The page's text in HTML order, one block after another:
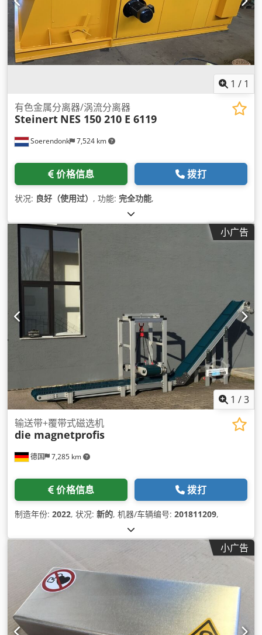
1 / 1
Soerendonk 7,524 km
有色金属分离器/涡流分离器
Steinert NES 150 210 E 6119
价格信息 拨打
状况: 良好（使用过） , 功能: 完全功能,
小广告
1 /3
德国 7,285 km
输送带+覆带式磁选机
die magnetprofis
价格信息 拨打
制造年份: 2022, 状况: 新的, 机器/车辆编号: 201811209,
小广告